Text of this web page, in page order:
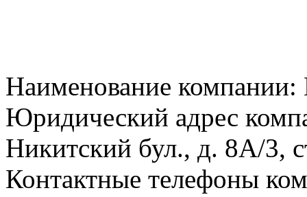
Наименование
Юридический адрес
Никитский бул., д. 8А/3,
Контактные телефоны